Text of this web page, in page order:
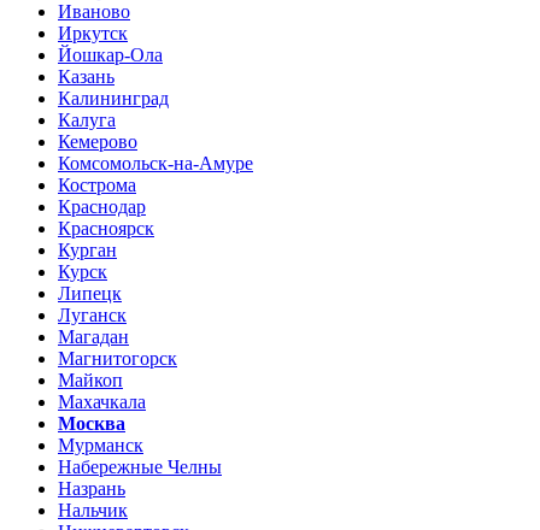
Иваново
Иркутск
Йошкар-Ола
Казань
Калининград
Калуга
Кемерово
Комсомольск-на-Амуре
Кострома
Краснодар
Красноярск
Курган
Курск
Липецк
Луганск
Магадан
Магнитогорск
Майкоп
Махачкала
Москва
Мурманск
Набережные Челны
Назрань
Нальчик